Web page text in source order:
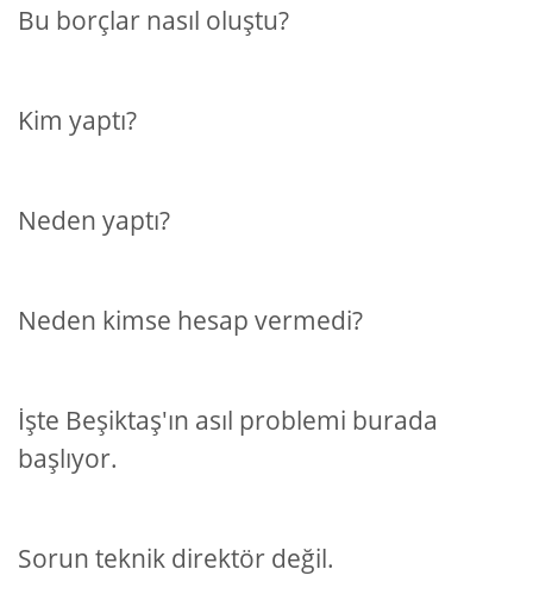
Bu borçlar nasıl oluştu?
Kim yaptı?
Neden yaptı?
Neden kimse hesap vermedi?
İşte Beşiktaş'ın asıl problemi burada
başlıyor.
Sorun teknik direktör değil.